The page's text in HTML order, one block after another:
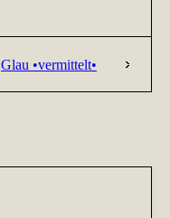
Glau •vermittelt•